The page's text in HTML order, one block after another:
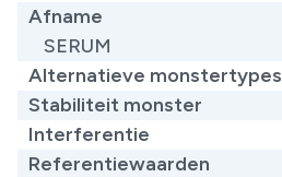
Afname
SERUM
Alternatieve monstertypes
Stabiliteit monster
Interferentie
Referentiewaarden